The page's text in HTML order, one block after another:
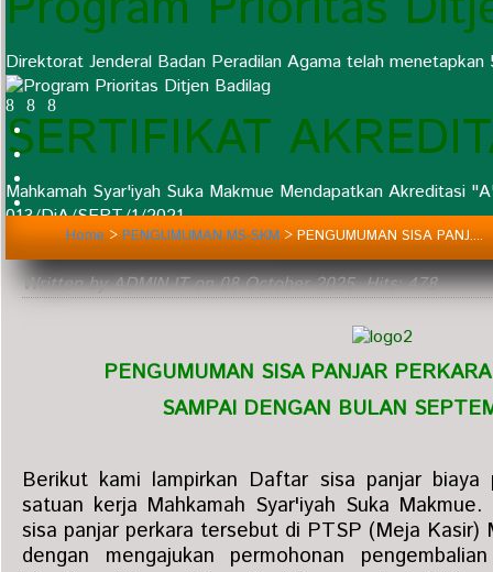
Direktorat Jenderal Badan Peradilan Agama telah
SERTIFIKAT
Mahkamah Syar'iyah Suka Makmue Mendapatkan Akreditasi
013/DjA/SERT/1/2021
Home>PENGUMUMAN MS-SKM>PENGUMUMAN SISA PANJ....
Written by ADMIN IT on08 October 2025. Hits: 478
PENGUMUMAN SISA PANJAR
SAMPAI DENGAN BULAN
Berikut kami lampirkan Daftar sisa panjar biaya
satuan kerja Mahkamah Syar'iyah Suka
sisa panjar perkara tersebut di PTSP (Meja Kasir)
dengan mengajukan permohonan